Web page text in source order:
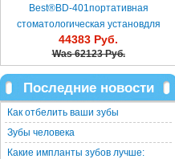
Best®BD-401портативная
стоматологическая установдля
мобильных стоматологическое ...
44383 Руб.
Was62123 Руб.
Последние новости
Как отбелить ваши зубы
Зубы человека
Какие импланты зубов лучше: